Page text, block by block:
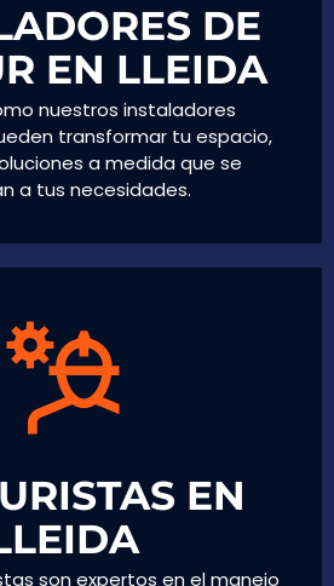
DE
EN LLEIDA
nuestros instaladores
transformar tu espacio,
a medida que se
a tus necesidades.
EN
son expertos en el manejo